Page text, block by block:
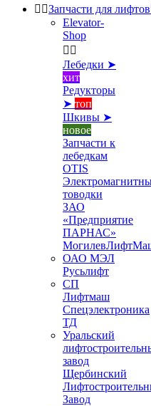
 Запчасти для лифтов
Elevator-
Shop
 
Лебедки ➤
хит
Редукторы
➤ топ
Шкивы ➤
новое
Запчасти к
лебедкам
OTIS
товодки
ЗАО
«Предприятие
ПАРНАС»
ОАО МЭЛ
Русьлифт
СП
Лифтмаш
Спецэлектроника
ТД
Уральский
завод
Щербинский
Завод